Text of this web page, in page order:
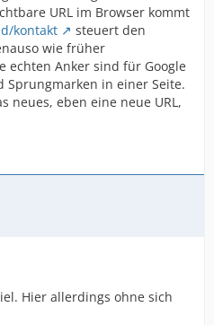
URL im Browser kommt
kontakt
steuert den
wie früher
echten Anker sind für Google
Sprungmarken in einer Seite.
neues, eben eine neue URL,
Hier allerdings ohne sich